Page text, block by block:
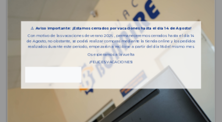
⚠️ Aviso importante: ¡Estamos cerrados por vacaciones hasta el día 14 de Agosto!
Con motivo de las vacaciones de verano 2026 , permaneceremos cerrados hasta el día 14
de Agosto, no obstante, se podrá realizar compras mediante la tienda online y los pedidos
realizados durante este periodo, empezarán a recibirse a partir del día 18 del mismo mes.
Os esperamos a la vuelta
¡FELICES VACACIONES!